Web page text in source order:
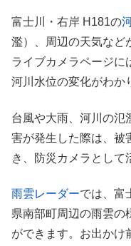
富士川・右岸 H181の
濫）、周辺の天気など
ライブカメラページに
河川水位の変化がわか
台風や大雨、河川の氾
害が発生した際は、被
き、防災カメラとして
雨雲レーダーでは、富
県南部町周辺の雨雲の
ができます。お出かけ